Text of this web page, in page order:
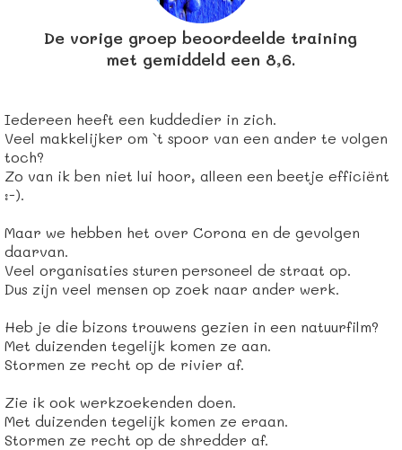
De vorige groep beoordeelde training
met gemiddeld een 8,6.
Iedereen heeft een kuddedier in zich.
Veel makkelijker om `t spoor van een ander te volgen
toch?
Zo van ik ben niet lui hoor, alleen een beetje efficiënt
:-).
Maar we hebben het over Corona en de gevolgen
daarvan.
Veel organisaties sturen personeel de straat op.
Dus zijn veel mensen op zoek naar ander werk.
Heb je die bizons trouwens gezien in een natuurfilm?
Met duizenden tegelijk komen ze aan.
Stormen ze recht op de rivier af.
Zie ik ook werkzoekenden doen.
Met duizenden tegelijk komen ze eraan.
Stormen ze recht op de shredder af.